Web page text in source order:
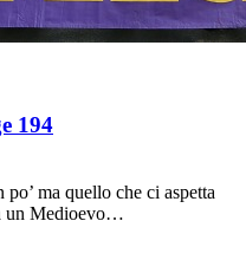
194
ma quello che ci aspetta
un Medioevo…